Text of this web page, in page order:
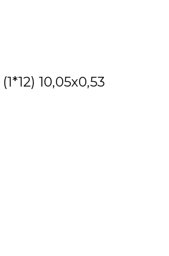
10,05x0,53